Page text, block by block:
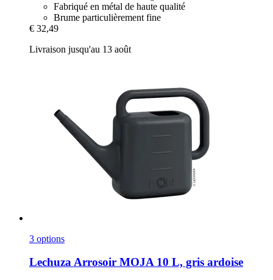
Fabriqué en métal de haute qualité
Brume particulièrement fine
€ 32,49
Livraison jusqu'au 13 août
3 options
LechuzaArrosoir MOJA 10 L, gris ardoise